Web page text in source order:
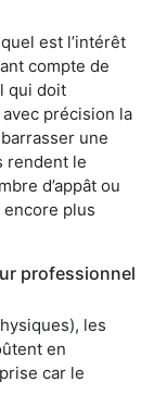
est l’intérêt
compte de
qui doit
précision la
une
rendent le
d’appât ou
encore plus
professionnel
les
en
car le